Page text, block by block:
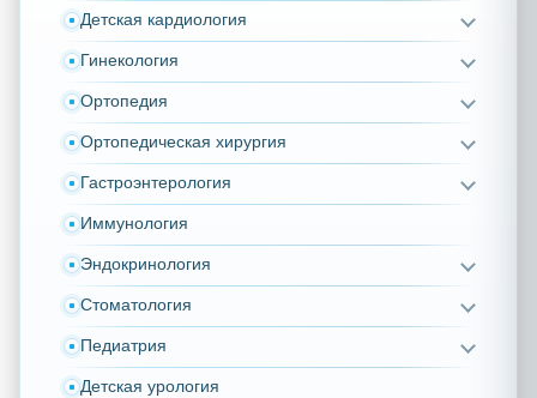
Детская кардиология
Гинекология
Ортопедия
Ортопедическая хирургия
Гастроэнтерология
Иммунология
Эндокринология
Стоматология
Педиатрия
Детская урология